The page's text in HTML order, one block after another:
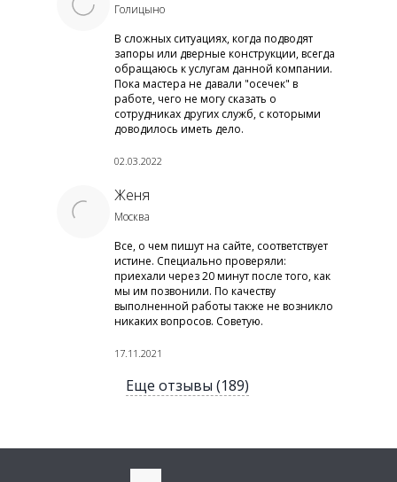
Голицыно
В сложных ситуациях, когда подводят
запоры или дверные конструкции, всегда
обращаюсь к услугам данной компании.
Пока мастера не давали "осечек" в
работе, чего не могу сказать о
сотрудниках других служб, с которыми
доводилось иметь дело.
02.03.2022
Женя
Москва
Все, о чем пишут на сайте, соответствует
истине. Специально проверяли:
приехали через 20 минут после того, как
мы им позвонили. По качеству
выполненной работы также не возникло
никаких вопросов. Советую.
17.11.2021
Еще отзывы (189)